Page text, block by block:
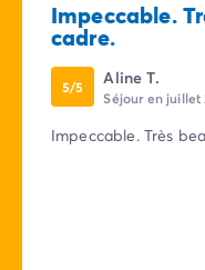
Impeccable.
cadre.
5/5 Aline T.
Séjour en juillet
Impeccable. Très